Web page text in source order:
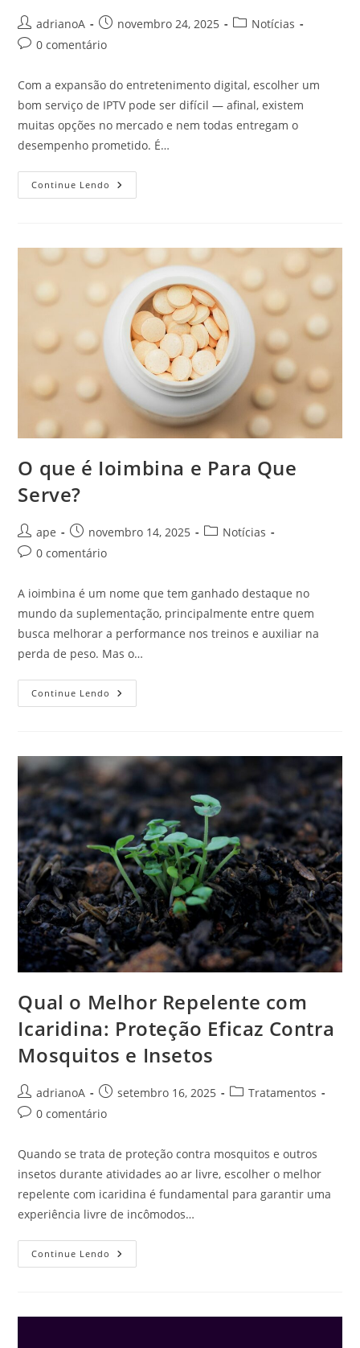
Autor
do
adrianoA
Post
publicado:
novembro 24, 2025
Categoria
Notícias
Comentários
post:
0 comentário
Com a expansão do entretenimento digital, escolher um
bom serviço de IPTV pode ser difícil — afinal, existem
muitas opções no mercado e nem todas entregam o
desempenho prometido. É…
Continue Lendo IPTV
Teste:
De
Escolher
Serviço
Confiável
E
Sem
Travamentos
2025
O que é Ioimbina e Para Que
Serve?
Autor
do
ape
Post
publicado:
novembro 14, 2025
Categoria
Notícias
Comentários
post:
0 comentário
A ioimbina é um nome que tem ganhado destaque no
mundo da suplementação, principalmente entre quem
busca melhorar a performance nos treinos e auxiliar na
perda de peso. Mas o…
Continue Lendo O
Que
Que
Serve?
Qual o Melhor Repelente com
Icaridina: Proteção Eficaz Contra
Mosquitos e Insetos
Autor
do
adrianoA
Post
publicado:
setembro 16, 2025
Categoria
Tratamentos
Comentários
post:
0 comentário
Quando se trata de proteção contra mosquitos e outros
insetos durante atividades ao ar livre, escolher o melhor
repelente com icaridina é fundamental para garantir uma
experiência livre de incômodos…
Continue Lendo Qual
O
Proteção